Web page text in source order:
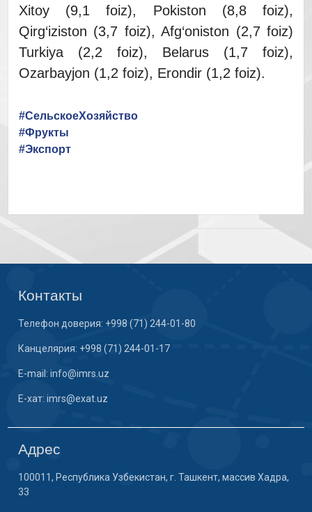
Xitoy (9,1 foiz), Pokiston (8,8 foiz),
Qirg‘iziston (3,7 foiz), Afg‘oniston (2,7 foiz)
Turkiya (2,2 foiz), Belarus (1,7 foiz),
Ozarbayjon (1,2 foiz), Erondir (1,2 foiz).
#СельскоеХозяйство
#Фрукты
#Экспорт
Контакты
Телефон доверия: +998 (71) 244-01-80
Канцелярия: +998 (71) 244-01-17
E-mail: info@imrs.uz
E-хат: imrs@exat.uz
Адрес
100011, Республика Узбекистан, г. Ташкент, массив Хадра,
33